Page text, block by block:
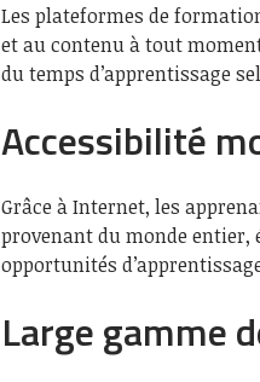
Les plateformes de
et au contenu à tout
du temps d’apprentissage
Accessibilité
Grâce à Internet, les
provenant du monde
opportunités
Large gamme